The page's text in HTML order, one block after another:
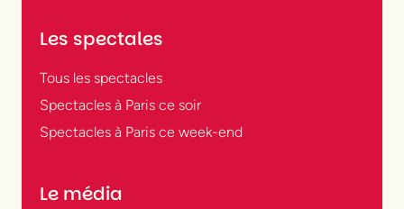
Les spectales
Tous les spectacles
Spectacles à Paris ce soir
Spectacles à Paris ce week-end
Le média